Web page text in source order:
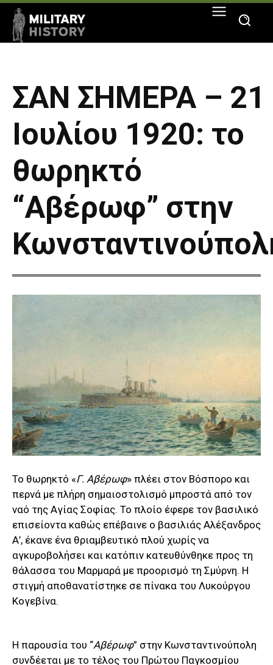
ΣΑΝ ΣΗΜΕΡΑ – 21
Ιουλίου 1920: το
θωρηκτό
“Αβέρωφ” στην
Το θωρηκτό «Γ. Αβέρωφ» πλέει στον Βόσπορο και
περνά με πλήρη σημαιοστολισμό μπροστά από τον
ναό της Αγίας Σοφίας. Το πλοίο έφερε τον βασιλικό
επισείοντα καθώς επέβαινε ο βασιλιάς Αλέξανδρος
Α’, έκανε ένα θριαμβευτικό πλού χωρίς να
αγκυροβολήσει και κατόπιν κατευθύνθηκε προς τη
θάλασσα του Μαρμαρά με προορισμό τη Σμύρνη. Η
στιγμή αποθανατίστηκε σε πίνακα του Λυκούργου
Κογεβίνα.
H παρουσία του “Αβέρωφ” στην Κωνσταντινούπολη
συνδέεται με το τέλος του Πρώτου Παγκοσμίου